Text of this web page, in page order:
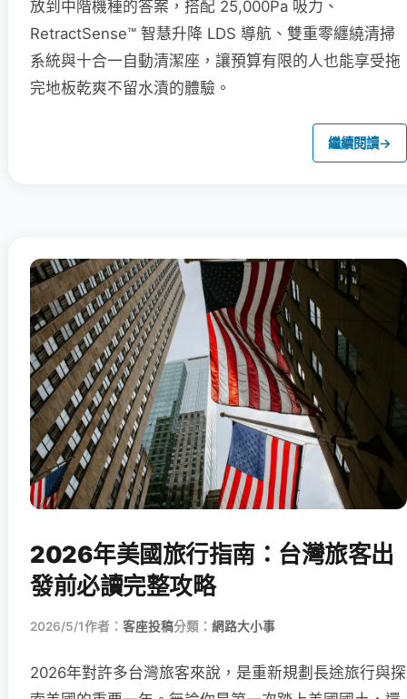
放到中階機種的答案，搭配 25,000Pa 吸力、
RetractSense™ 智慧升降 LDS 導航、雙重零纏繞清掃
系統與十合一自動清潔座，讓預算有限的人也能享受拖
完地板乾爽不留水漬的體驗。
繼續閱讀→
2026年美國旅行指南：台灣旅客出
發前必讀完整攻略
2026/5/1作者： 客座投稿分類： 網路大小事
2026年對許多台灣旅客來說，是重新規劃長途旅行與探